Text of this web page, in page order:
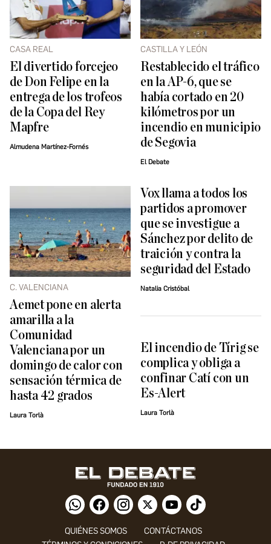
CASA REAL
El divertido forcejeo
de Don Felipe en la
entrega de los trofeos
de la Copa del Rey
Mapfre
Almudena Martínez-Fornés
CASTILLA Y LEÓN
Restablecido el tráfico
en la AP-6, que se
había cortado en 20
kilómetros por un
incendio en municipio
de Segovia
El Debate
C. VALENCIANA
Aemet pone en alerta
amarilla a la
Comunidad
Valenciana por un
domingo de calor con
sensación térmica de
hasta 42 grados
Laura Torlà
Vox llama a todos los
partidos a promover
que se investigue a
Sánchez por delito de
traición y contra la
seguridad del Estado
Natalia Cristóbal
El incendio de Tírig se
complica y obliga a
confinar Catí con un
Es-Alert
Laura Torlà
QUIÉNES SOMOS
CONTÁCTANOS